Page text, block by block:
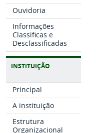
Ouvidoria
Informações
Classificas e
Desclassificadas
INSTITUIÇÃO
Principal
A instituição
Estrutura
Organizacional